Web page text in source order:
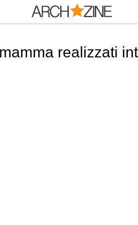
realizzati